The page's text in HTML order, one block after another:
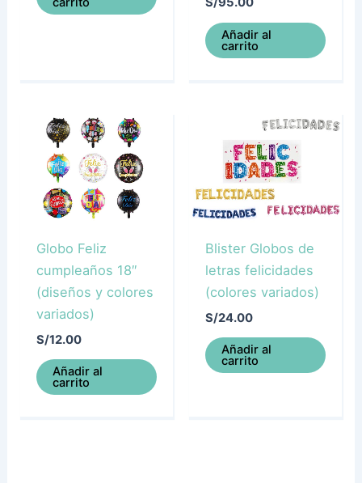
Añadir al
carrito
Globo Feliz
cumpleaños 18″
(diseños y colores
variados)
S/12.00
Añadir al
carrito
Blister Globos de
letras felicidades
(colores variados)
S/24.00
Añadir al
carrito